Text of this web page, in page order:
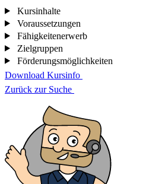
Kursinhalte
Voraussetzungen
Fähigkeitenerwerb
Zielgruppen
Förderungsmöglichkeiten
Download Kursinfo
Zurück zur Suche